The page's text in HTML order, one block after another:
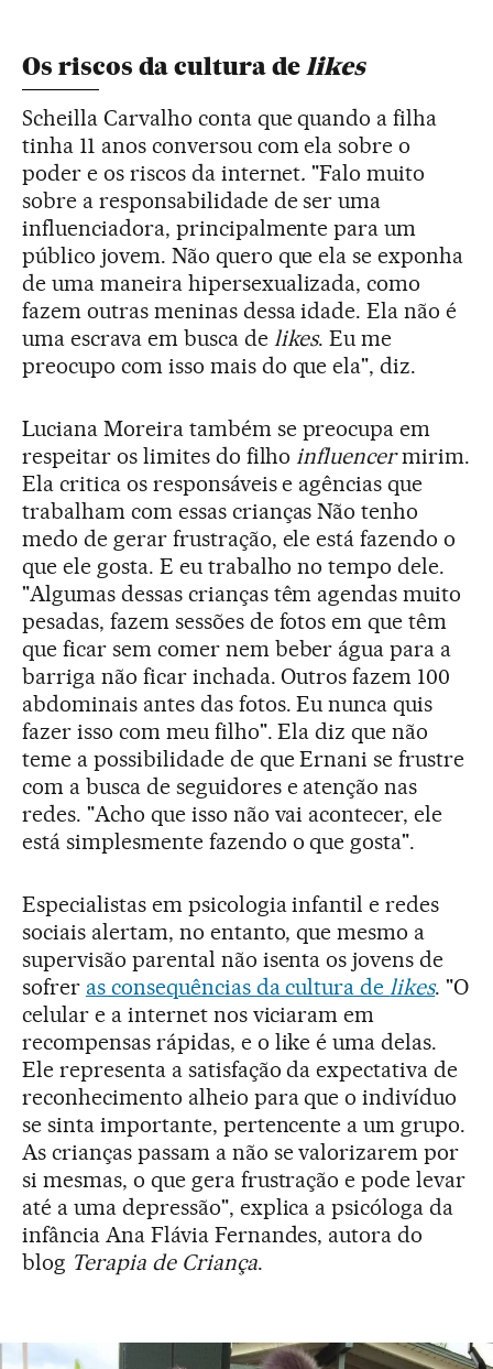
Os riscos da cultura delikes
Scheilla Carvalho conta que quando a filha
tinha 11 anos conversou com ela sobre o
poder e os riscos da internet."Falo muito
sobre a responsabilidade de ser uma
influenciadora, principalmente para um
público jovem. Não quero que ela se exponha
de uma maneira hipersexualizada, como
fazem outras meninas dessa idade. Ela não é
uma escrava em busca de likes. Eu me
preocupo com isso mais do que ela", diz.
Luciana Moreira também se preocupa em
respeitar os limites do filhoinfluencermirim.
Ela critica os responsáveis e agências que
trabalham com essas crianças Não tenho
medo de gerar frustração, ele está fazendo o
que ele gosta. E eu trabalho no tempo dele.
"Algumas dessas crianças têm agendas muito
pesadas, fazem sessões de fotos em que têm
que ficar sem comer nem beber água para a
barriga não ficar inchada. Outros fazem 100
abdominais antes das fotos. Eu nunca quis
fazer isso com meu filho". Ela diz que não
teme a possibilidade de que Ernani se frustre
com a busca de seguidores e atenção nas
redes. "Acho que isso não vai acontecer, ele
está simplesmente fazendo o que gosta".
Especialistas em psicologia infantil e redes
sociais alertam, no entanto, que mesmo a
supervisão parental não isenta os jovens de
sofrer as consequências da cultura delikes. "O
celular e a internet nos viciaram em
recompensas rápidas, e o like é uma delas.
Ele representa a satisfação da expectativa de
reconhecimento alheio para que o indivíduo
se sinta importante, pertencente a um grupo.
As crianças passam a não se valorizarem por
si mesmas, o que gera frustração e pode levar
até a uma depressão", explica a psicóloga da
infância Ana Flávia Fernandes, autora do
blog Terapia de Criança.